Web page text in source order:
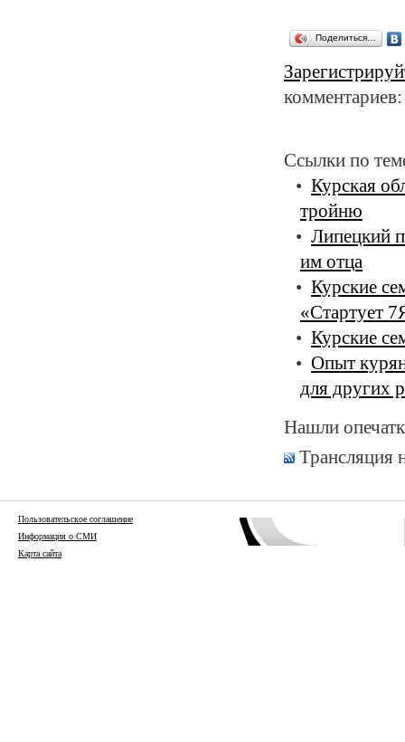
Поделиться…
Ссылки по
Курская
тройню
Липецкий
им отца
Курские
«Стартует
Курские
Опыт
для других
Нашли
Трансляция
Пользовательское соглашение
Информация о СМИ
Карта сайта